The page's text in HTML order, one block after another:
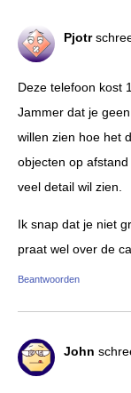
Pjotr
Deze telefoon kost
Jammer dat je
willen zien hoe het
objecten op
veel detail wil zien.
Ik snap dat je niet
praat wel over de
Beantwoorden
John